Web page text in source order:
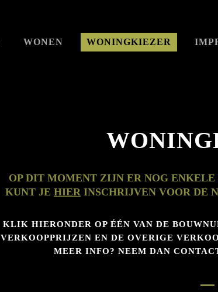
WONEN WONINGKIEZER
OP DIT MOMENT ZIJN ER NOG
KUNT JE HIERINSCHRIJVEN VOOR DE
KLIK HIERONDER OP ÉÉN VAN DE
VERKOOPPRIJZEN EN DE OVERIGE
MEER INFO? NEEM DAN